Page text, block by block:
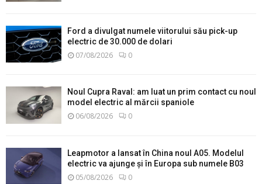
Ford a divulgat numele viitorului său pick-up
electric de 30.000 de dolari
07/08/2026 0
Noul Cupra Raval: am luat un prim contact cu noul
model electric al mărcii spaniole
06/08/2026 0
Leapmotor a lansat în China noul A05. Modelul
electric va ajunge și în Europa sub numele B03
05/08/2026 0